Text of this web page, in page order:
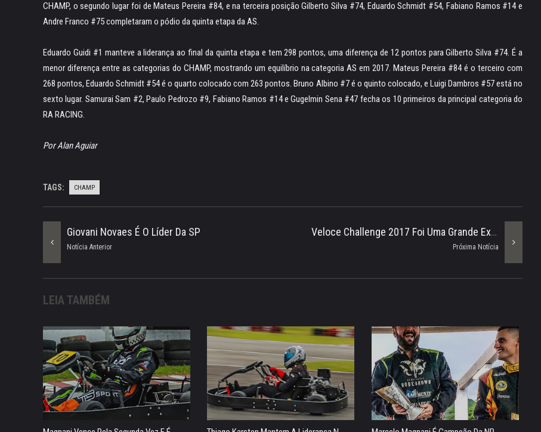
CHAMP, o segundo lugar foi de Mateus Pereira #84, e na terceira posição Gilberto Silva #74, Eduardo Schmidt #54, Fabiano Ramos #14 e
Andre Franco #75 completaram o pódio da quinta etapa da AS.
Eduardo Guidi #1 manteve a liderança ao final da quinta etapa e tem 298 pontos, uma diferença de 12 pontos para Gilberto Silva #74. É a
menor diferença entre as categorias do CHAMP, mostrando um equilíbrio na categoria AS em 2017. Mateus Pereira #84 é o terceiro com
268 pontos, Eduardo Schmidt #54 é o quarto colocado com 263 pontos. Bruno Albino #7 é o quinto colocado, e Luigi Dambros #57 está no
sexto lugar. Samurai Sam #2, Paulo Pedrozo #9, Fabiano Ramos #14 e Gugelmin Sena #47 fecha os 10 primeiros da principal categoria do
RA RACING.
Por Alan Aguiar
TAGS: CHAMP
Veloce Challenge 2017 Foi Uma Grande Experiência
Próxima Notícia
Giovani Novaes É O Líder Da SP
Notícia Anterior
LEIA TAMBÉM